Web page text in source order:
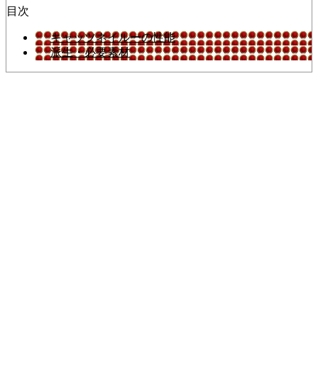
目次
キャッツネイルーの性能
派生・必要素材